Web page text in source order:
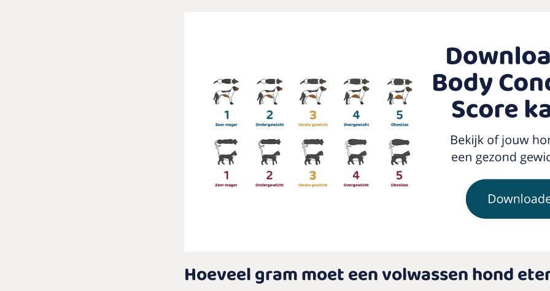
Hoeveel gram moet een volwassen hond